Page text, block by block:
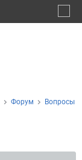
Форум
Вопросы